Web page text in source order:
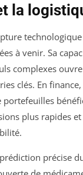
la
à venir. Sa
complexes
clés. En
portefeuilles
plus rapides et
précise